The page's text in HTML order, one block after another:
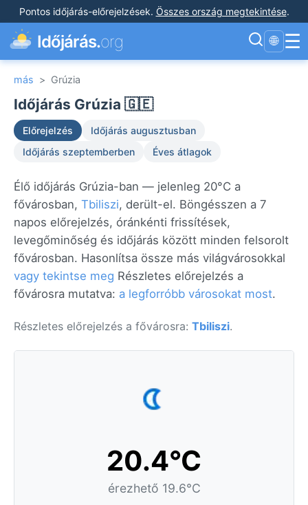
Pontos időjárás-előrejelzések. Összes ország megtekintése.
Időjárás.org 🌐 ☰
más > Grúzia
Időjárás Grúzia 🇬🇪
Előrejelzés
Időjárás augusztusban
Időjárás szeptemberben
Éves átlagok
Élő időjárás Grúzia-ban — jelenleg 20°C a
fővárosban, Tbiliszi, derült-el. Böngésszen a 7
napos előrejelzés, óránkénti frissítések,
levegőminőség és időjárás között minden felsorolt
fővárosban. Hasonlítsa össze más világvárosokkal
vagy tekintse meg Részletes előrejelzés a
fővárosra mutatva: a legforróbb városokat most.
Részletes előrejelzés a fővárosra: Tbiliszi.
20.4°C
érezhető 19.6°C